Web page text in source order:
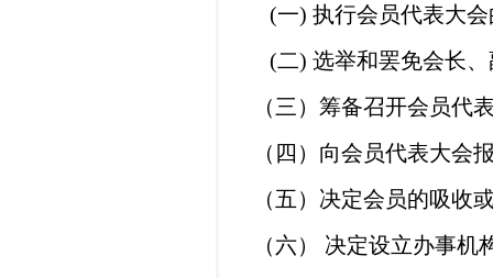
(一) 执行会员代表大
(二) 选举和罢免会长
（三）筹备召开会员代
（四）向会员代表大会
（五）决定会员的吸收
（六）
决定设立办事机